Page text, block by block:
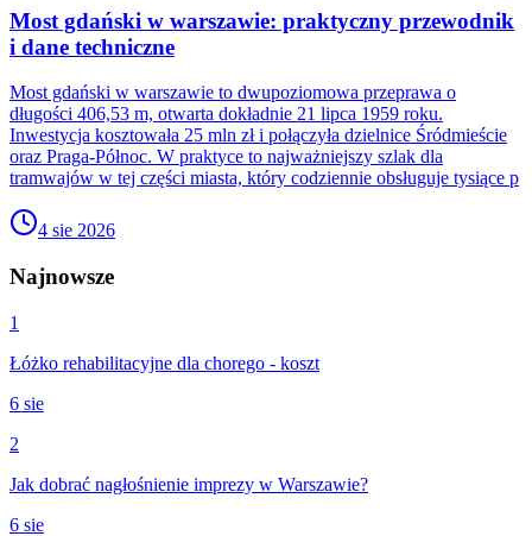
Most gdański w warszawie: praktyczny przewodnik
i dane techniczne
Most gdański w warszawie to dwupoziomowa przeprawa o
długości 406,53 m, otwarta dokładnie 21 lipca 1959 roku.
Inwestycja kosztowała 25 mln zł i połączyła dzielnice Śródmieście
oraz Praga-Północ. W praktyce to najważniejszy szlak dla
tramwajów w tej części miasta, który codziennie obsługuje tysiące p
4 sie 2026
Najnowsze
1
Łóżko rehabilitacyjne dla chorego - koszt
6 sie
2
Jak dobrać nagłośnienie imprezy w Warszawie?
6 sie